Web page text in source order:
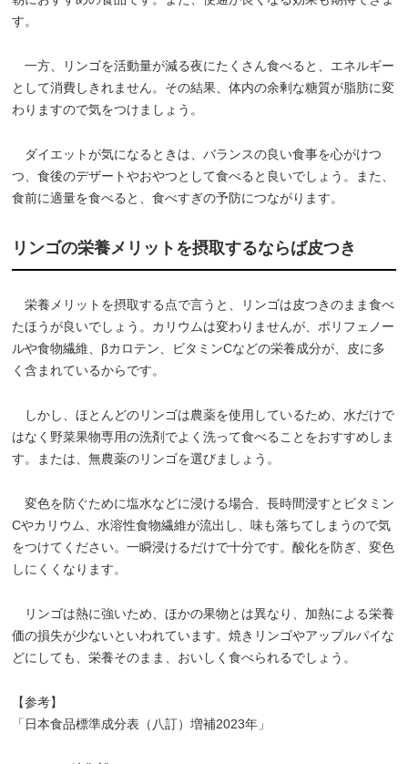
す。
一方、リンゴを活動量が減る夜にたくさん食べると、エネルギー
として消費しきれません。その結果、体内の余剰な糖質が脂肪に変
わりますので気をつけましょう。
ダイエットが気になるときは、バランスの良い食事を心がけつ
つ、食後のデザートやおやつとして食べると良いでしょう。また、
食前に適量を食べると、食べすぎの予防につながります。
リンゴの栄養メリットを摂取するならば皮つき
栄養メリットを摂取する点で言うと、リンゴは皮つきのまま食べ
たほうが良いでしょう。カリウムは変わりませんが、ポリフェノー
ルや食物繊維、βカロテン、ビタミンCなどの栄養成分が、皮に多
く含まれているからです。
しかし、ほとんどのリンゴは農薬を使用しているため、水だけで
はなく野菜果物専用の洗剤でよく洗って食べることをおすすめしま
す。または、無農薬のリンゴを選びましょう。
変色を防ぐために塩水などに浸ける場合、長時間浸すとビタミン
Cやカリウム、水溶性食物繊維が流出し、味も落ちてしまうので気
をつけてください。一瞬浸けるだけで十分です。酸化を防ぎ、変色
しにくくなります。
リンゴは熱に強いため、ほかの果物とは異なり、加熱による栄養
価の損失が少ないといわれています。焼きリンゴやアップルパイな
どにしても、栄養そのまま、おいしく食べられるでしょう。
【参考】
「日本食品標準成分表（八訂）増補2023年」